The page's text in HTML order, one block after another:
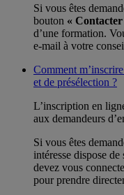
Si vous êtes
bouton «
d’une formation.
e-mail à votre
Comment
et de présélection ?
L’inscription en
aux demandeurs
Si vous êtes
intéresse dispose
devez vous
pour prendre